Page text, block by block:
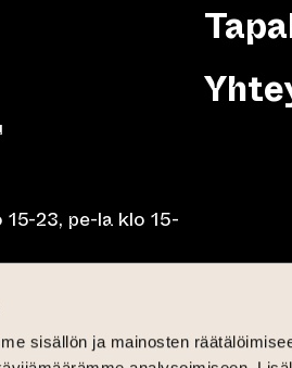
sisällön ja mainosten
23, pe-la klo 15-
10-23, pe-la klo 10-